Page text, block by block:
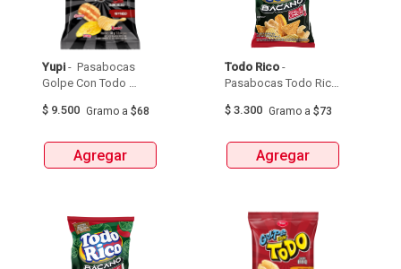
Yupi - Pasabocas
Golpe Con Todo
$ 9.500 Gramo a $68
Agregar
Todo Rico -
Pasabocas Todo Rico
45G
$ 3.300 Gramo a $73
Agregar